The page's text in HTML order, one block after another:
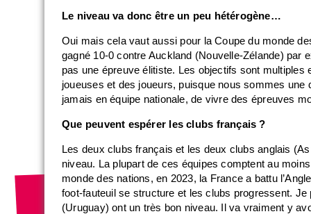
Le niveau va donc être un peu hétérogène…
Oui mais cela vaut aussi pour la Coupe du monde
gagné 10-0 contre Auckland (Nouvelle-Zélande) par
pas une épreuve élitiste. Les objectifs sont
joueuses et des joueurs, puisque nous sommes
jamais en équipe nationale, de vivre des épreuves
Que peuvent espérer les clubs français ?
Les deux clubs français et les deux clubs anglais
niveau. La plupart de ces équipes comptent au
monde des nations, en 2023, la France a battu
foot-fauteuil se structure et les clubs progressent.
(Uruguay) ont un très bon niveau. Il va vraiment y